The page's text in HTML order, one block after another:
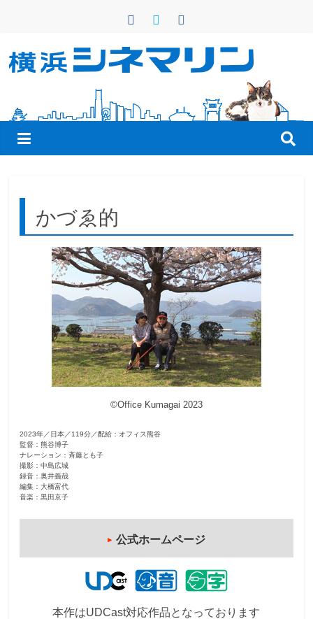
ン
横
浜
シ
ネ
マ
こ
の
街
で
かづゑ的
©︎Office Kumagai 2023
2023年／日本／119分／配給：オフィス熊谷
監督：熊谷博子
ナレーション：斉藤とも子
撮影：中島広城
録音：奥井義哉
編集：大橋富代
音楽：黒田京子
公式ホームページ
本作はUDCast対応作品となっております